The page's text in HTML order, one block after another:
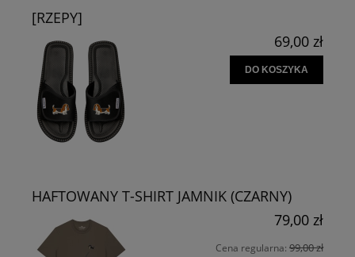
[RZEPY]
69,00 zł
DO KOSZYKA
HAFTOWANY T-SHIRT JAMNIK (CZARNY)
79,00 zł
Cena regularna: 99,00 zł